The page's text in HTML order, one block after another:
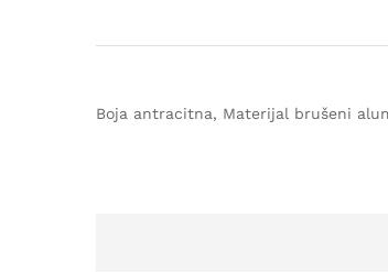
Boja antracitna, Materijal brušeni